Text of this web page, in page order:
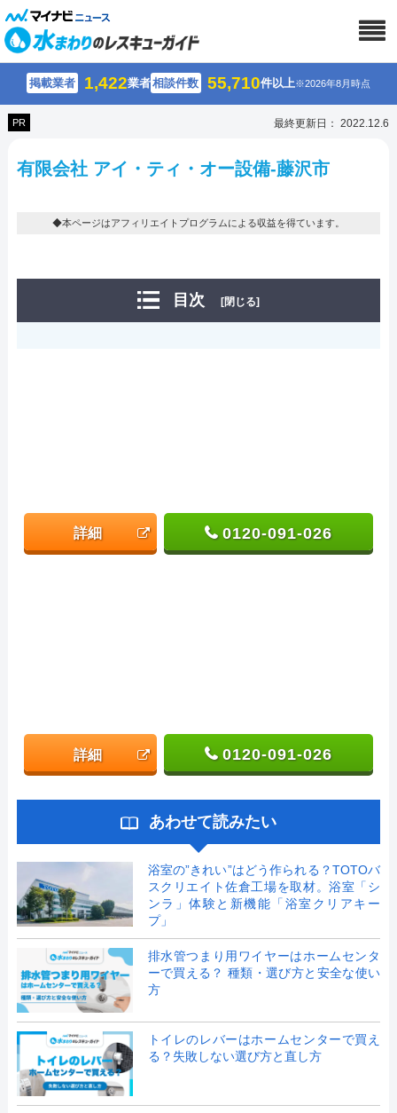
掲載業者 1,422業者相談件数 55,710件以上※2026年8月時点
PR 最終更新日： 2022.12.6
有限会社 アイ・ティ・オー設備-藤沢市
◆本ページはアフィリエイトプログラムによる収益を得ています。
目次 [閉じる]
詳細 0120-091-026
詳細 0120-091-026
あわせて読みたい
浴室の”きれい”はどう作られる？TOTOバ
スクリエイト佐倉工場を取材。浴室「シ
ンラ」体験と新機能「浴室クリアキー
プ」
排水管つまり用ワイヤーはホームセンタ
ーで買える？ 種類・選び方と安全な使い
方
トイレのレバーはホームセンターで買え
る？失敗しない選び方と直し方